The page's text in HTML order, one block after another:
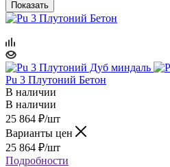
Показать
Pu 3 Плутоний Бетон
В наличии
В наличии
25 864 ₽/шт
Варианты цен
25 864 ₽/шт
Подробности